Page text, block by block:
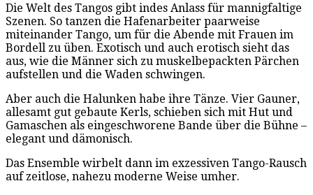
Die Welt des Tangos gibt indes Anlass für mannigfaltige
Szenen. So tanzen die Hafenarbeiter paarweise
miteinander Tango, um für die Abende mit Frauen im
Bordell zu üben. Exotisch und auch erotisch sieht das
aus, wie die Männer sich zu muskelbepackten Pärchen
aufstellen und die Waden schwingen.
Aber auch die Halunken habe ihre Tänze. Vier Gauner,
allesamt gut gebaute Kerls, schieben sich mit Hut und
Gamaschen als eingeschworene Bande über die Bühne –
elegant und dämonisch.
Das Ensemble wirbelt dann im exzessiven Tango-Rausch
auf zeitlose, nahezu moderne Weise umher.